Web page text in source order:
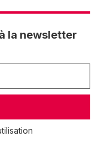
la newsletter